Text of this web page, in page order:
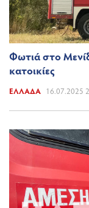
Φωτιά στο
κατοικίες
ΕΛΛΆΔΑ 16.07.2025